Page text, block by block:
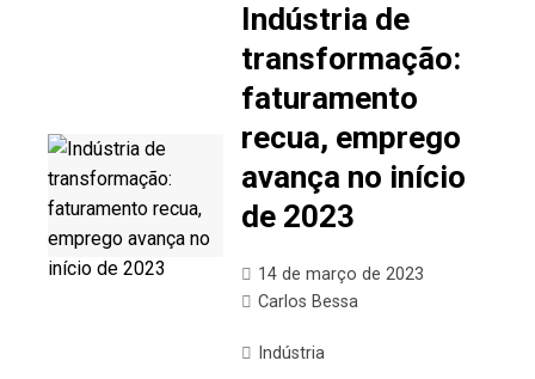
Indústria de
transformação:
faturamento
recua, emprego
avança no início
de 2023
14 de março de 2023
Carlos Bessa
Indústria